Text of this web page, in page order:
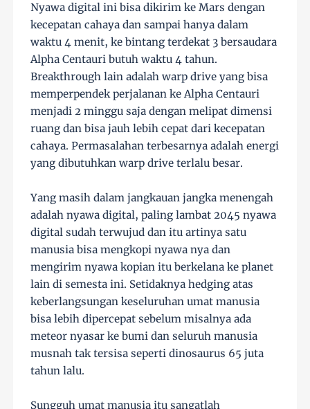
Nyawa digital ini bisa dikirim ke Mars dengan
kecepatan cahaya dan sampai hanya dalam
waktu 4 menit, ke bintang terdekat 3 bersaudara
Alpha Centauri butuh waktu 4 tahun.
Breakthrough lain adalah warp drive yang bisa
memperpendek perjalanan ke Alpha Centauri
menjadi 2 minggu saja dengan melipat dimensi
ruang dan bisa jauh lebih cepat dari kecepatan
cahaya. Permasalahan terbesarnya adalah energi
yang dibutuhkan warp drive terlalu besar.
Yang masih dalam jangkauan jangka menengah
adalah nyawa digital, paling lambat 2045 nyawa
digital sudah terwujud dan itu artinya satu
manusia bisa mengkopi nyawa nya dan
mengirim nyawa kopian itu berkelana ke planet
lain di semesta ini. Setidaknya hedging atas
keberlangsungan keseluruhan umat manusia
bisa lebih dipercepat sebelum misalnya ada
meteor nyasar ke bumi dan seluruh manusia
musnah tak tersisa seperti dinosaurus 65 juta
tahun lalu.
Sungguh umat manusia itu sangatlah